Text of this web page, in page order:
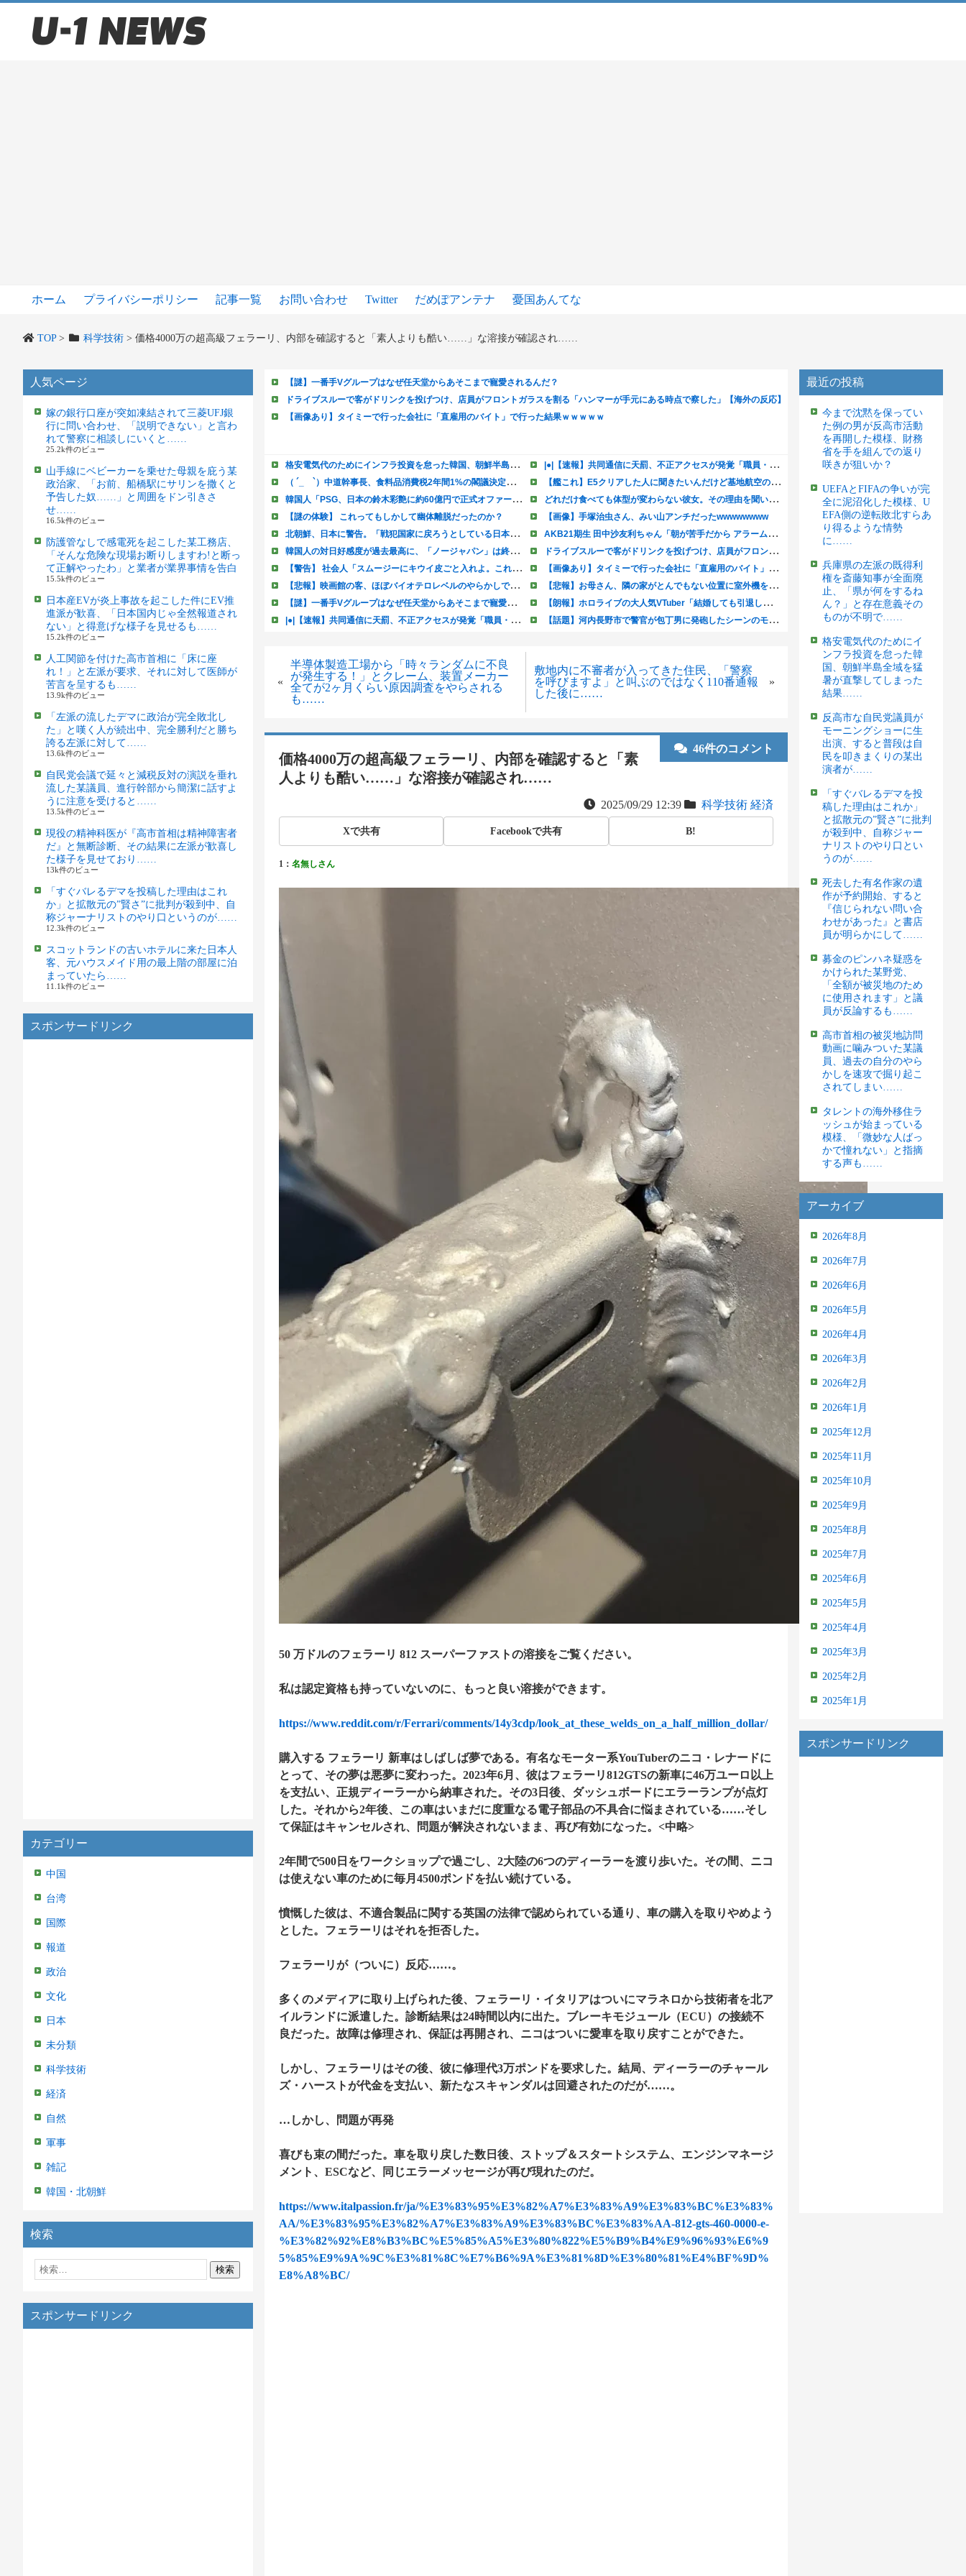
ホーム プライバシーポリシー 記事一覧 お問い合わせ Twitter だめぽアンテナ 憂国あんてな
TOP> 科学技術> 価格4000万の超高級フェラーリ、内部を確認すると「素人よりも酷い……」な溶接が確認され……
人気ページ
嫁の銀行口座が突如凍結されて三菱UFJ銀
行に問い合わせ、「説明できない」と言わ
れて警察に相談しにいくと……
25.2k件のビュー
山手線にベビーカーを乗せた母親を庇う某
政治家、「お前、船橋駅にサリンを撒くと
予告した奴……」と周囲をドン引きさ
せ……
16.5k件のビュー
防護管なしで感電死を起こした某工務店、
「そんな危険な現場お断りしますわ!と断っ
て正解やったわ」と業者が業界事情を告白
15.5k件のビュー
日本産EVが炎上事故を起こした件にEV推
進派が歓喜、「日本国内じゃ全然報道され
ない」と得意げな様子を見せるも……
15.2k件のビュー
人工関節を付けた高市首相に「床に座
れ！」と左派が要求、それに対して医師が
苦言を呈するも……
13.9k件のビュー
「左派の流したデマに政治が完全敗北し
た」と嘆く人が続出中、完全勝利だと勝ち
誇る左派に対して……
13.6k件のビュー
自民党会議で延々と減税反対の演説を垂れ
流した某議員、進行幹部から簡潔に話すよ
うに注意を受けると……
13.5k件のビュー
現役の精神科医が『高市首相は精神障害者
だ』と無断診断、その結果に左派が歓喜し
た様子を見せており……
13k件のビュー
「すぐバレるデマを投稿した理由はこれ
か」と拡散元の”賢さ”に批判が殺到中、自
称ジャーナリストのやり口というのが……
12.3k件のビュー
スコットランドの古いホテルに来た日本人
客、元ハウスメイド用の最上階の部屋に泊
まっていたら……
11.1k件のビュー
スポンサードリンク
カテゴリー
中国
台湾
国際
報道
政治
文化
日本
未分類
科学技術
経済
自然
軍事
雑記
韓国・北朝鮮
検索
スポンサードリンク
«
半導体製造工場から「時々ランダムに不良
が発生する！」とクレーム、装置メーカー
全てが2ヶ月くらい原因調査をやらされる
も……
敷地内に不審者が入ってきた住民、「警察
を呼びますよ」と叫ぶのではなく110番通報
した後に……
»
46件のコメント
価格4000万の超高級フェラーリ、内部を確認すると「素
人よりも酷い……」な溶接が確認され……
2025/09/29 12:39 科学技術 経済
Xで共有 Facebookで共有 B!
1： 名無しさん
50 万ドルのフェラーリ 812 スーパーファストの溶接をご覧ください。
私は認定資格も持っていないのに、もっと良い溶接ができます。
https://www.reddit.com/r/Ferrari/comments/14y3cdp/look_at_these_welds_on_a_half_million_dollar/
購入する フェラーリ 新車はしばしば夢である。有名なモーター系YouTuberのニコ・レナードに
とって、その夢は悪夢に変わった。2023年6月、彼はフェラーリ812GTSの新車に46万ユーロ以上
を支払い、正規ディーラーから納車された。その3日後、ダッシュボードにエラーランプが点灯
した。それから2年後、この車はいまだに度重なる電子部品の不具合に悩まされている……そし
て保証はキャンセルされ、問題が解決されないまま、再び有効になった。<中略>
2年間で500日をワークショップで過ごし、2大陸の6つのディーラーを渡り歩いた。その間、ニコ
は使えない車のために毎月4500ポンドを払い続けている。
憤慨した彼は、不適合製品に関する英国の法律で認められている通り、車の購入を取りやめよう
とした。フェラーリはそれを拒否した。
フェラーリが（ついに）反応……。
多くのメディアに取り上げられた後、フェラーリ・イタリアはついにマラネロから技術者を北ア
イルランドに派遣した。診断結果は24時間以内に出た。ブレーキモジュール（ECU）の接続不
良だった。故障は修理され、保証は再開され、ニコはついに愛車を取り戻すことができた。
しかし、フェラーリはその後、彼に修理代3万ポンドを要求した。結局、ディーラーのチャール
ズ・ハーストが代金を支払い、新たなスキャンダルは回避されたのだが……。
…しかし、問題が再発
喜びも束の間だった。車を取り戻した数日後、ストップ＆スタートシステム、エンジンマネージ
メント、ESCなど、同じエラーメッセージが再び現れたのだ。
https://www.italpassion.fr/ja/%E3%83%95%E3%82%A7%E3%83%A9%E3%83%BC%E3%83%
AA/%E3%83%95%E3%82%A7%E3%83%A9%E3%83%BC%E3%83%AA-812-gts-460-0000-e-
%E3%82%92%E8%B3%BC%E5%85%A5%E3%80%822%E5%B9%B4%E9%96%93%E6%9
5%85%E9%9A%9C%E3%81%8C%E7%B6%9A%E3%81%8D%E3%80%81%E4%BF%9D%
E8%A8%BC/
最近の投稿
今まで沈黙を保ってい
た例の男が反高市活動
を再開した模様、財務
省を手を組んでの返り
咲きが狙いか？
UEFAとFIFAの争いが完
全に泥沼化した模様、U
EFA側の逆転敗北すらあ
り得るような情勢
に……
兵庫県の左派の既得利
権を斎藤知事が全面廃
止、「県が何をするね
ん？」と存在意義その
ものが不明で……
格安電気代のためにイ
ンフラ投資を怠った韓
国、朝鮮半島全域を猛
暑が直撃してしまった
結果……
反高市な自民党議員が
モーニングショーに生
出演、すると普段は自
民を叩きまくりの某出
演者が……
「すぐバレるデマを投
稿した理由はこれか」
と拡散元の”賢さ”に批判
が殺到中、自称ジャー
ナリストのやり口とい
うのが……
死去した有名作家の遺
作が予約開始、すると
『信じられない問い合
わせがあった』と書店
員が明らかにして……
募金のピンハネ疑惑を
かけられた某野党、
「全額が被災地のため
に使用されます」と議
員が反論するも……
高市首相の被災地訪問
動画に噛みついた某議
員、過去の自分のやら
かしを速攻で掘り起こ
されてしまい……
タレントの海外移住ラ
ッシュが始まっている
模様、「微妙な人ばっ
かで憧れない」と指摘
する声も……
アーカイブ
2026年8月
2026年7月
2026年6月
2026年5月
2026年4月
2026年3月
2026年2月
2026年1月
2025年12月
2025年11月
2025年10月
2025年9月
2025年8月
2025年7月
2025年6月
2025年5月
2025年4月
2025年3月
2025年2月
2025年1月
スポンサードリンク